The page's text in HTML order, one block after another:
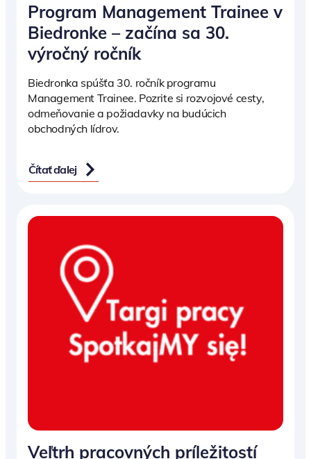
Program Management Trainee v
Biedronke – začína sa 30.
výročný ročník
Biedronka spúšťa 30. ročník programu
Management Trainee. Pozrite si rozvojové cesty,
odmeňovanie a požiadavky na budúcich
obchodných lídrov.
Čítať ďalej
Veľtrh pracovných príležitostí